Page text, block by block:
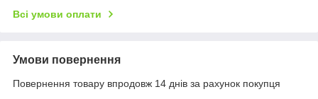
Всі умови оплати
Умови повернення
Повернення товару впродовж 14 днів за рахунок покупця